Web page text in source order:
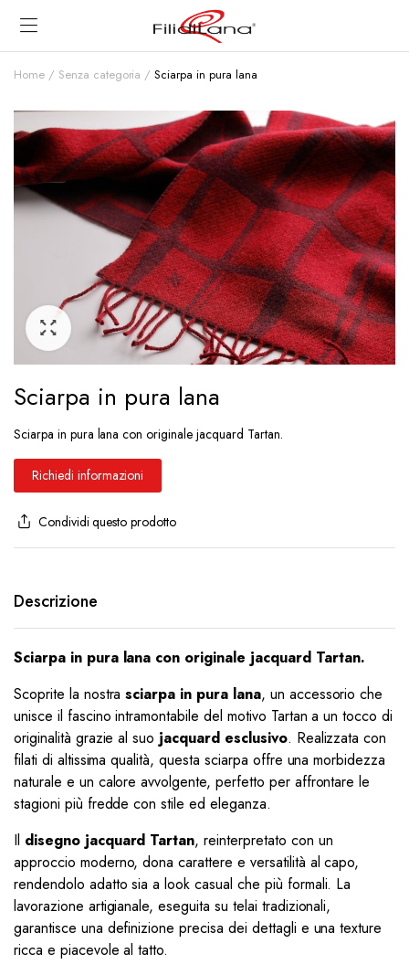
Home Senza categoria Sciarpa in pura lana
Sciarpa in pura lana
Sciarpa in pura lana con originale jacquard Tartan.
Richiedi informazioni
Condividi questo prodotto
Descrizione
Sciarpa in pura lana con originale jacquard Tartan.
Scoprite la nostrasciarpa in pura lana, un accessorio che
unisce il fascino intramontabile del motivo Tartan a un tocco di
originalità grazie al suo jacquard esclusivo. Realizzata con
filati di altissima qualità, questa sciarpa offre una morbidezza
naturale e un calore avvolgente, perfetto per affrontare le
stagioni più fredde con stile ed eleganza.
Il disegno jacquard Tartan, reinterpretato con un
approccio moderno, dona carattere e versatilità al capo,
rendendolo adatto sia a look casual che più formali. La
lavorazione artigianale, eseguita su telai tradizionali,
garantisce una definizione precisa dei dettagli e una texture
ricca e piacevole al tatto.